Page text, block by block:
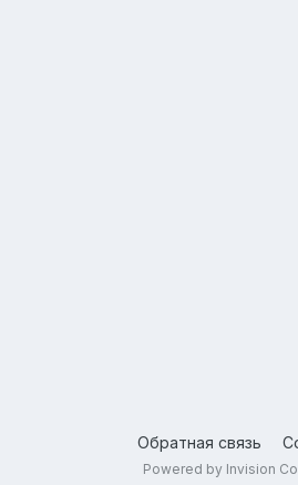
Обратная связь
Powered by Invision